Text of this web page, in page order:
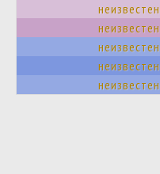
неизвестен
неизвестен
неизвестен
неизвестен
неизвестен